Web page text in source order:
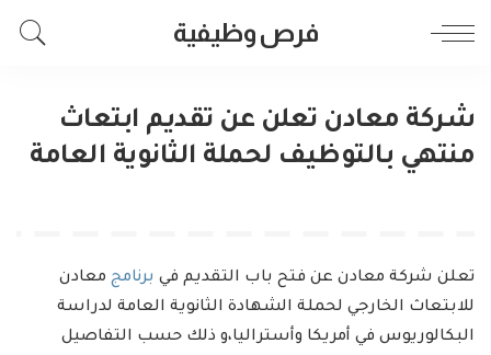
فرص وظيفية
شركة معادن تعلن عن تقديم ابتعاث
منتهي بالتوظيف لحملة الثانوية العامة
تعلن شركة معادن عن فتح باب التقديم في برنامج معادن
للابتعاث الخارجي لحملة الشهادة الثانوية العامة لدراسة
البكالوريوس في أمريكا وأستراليا،و ذلك حسب التفاصيل